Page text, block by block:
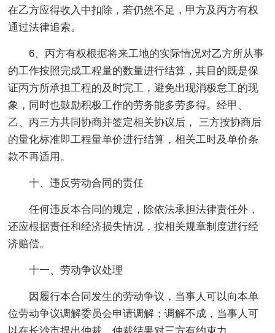
在乙方应得收入中扣除，若仍然不足，甲方及丙方有权
通过法律追索。
6、丙方有权根据将来工地的实际情况对乙方所从事
的工作按照完成工程量的数量进行结算，其目的既是保
证丙方所承担工程的及时完工，避免出现消极怠工的现
象，同时也鼓励积极工作的劳务能多劳多得。经甲、
乙、丙三方共同协商并签定相关协议后， 三方按协商后
的量化标准即工程量单价进行结算，相关工时及单价条
款不再适用。
十、违反劳动合同的责任
任何违反本合同的规定，除依法承担法律责任外，
还应根据责任和经济损失情况，按相关规章制度进行经
济赔偿。
十一、劳动争议处理
因履行本合同发生的劳动争议，当事人可以向本单
位劳动争议调解委员会申请调解；调解不成，当事人可
以在长沙市提出仲裁，仲裁结果对三方有约束力。